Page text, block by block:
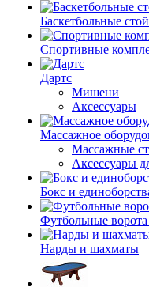
Баскетбольные
Спортивные
Дартс
Мишени
Аксессуары
Массажное
Массажные
Аксессуары
Бокс и
Футбольные
Нарды и шахматы